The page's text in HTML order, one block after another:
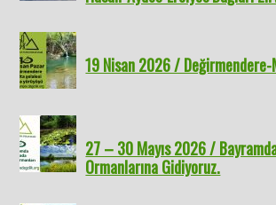
19 Nisan 2026 /
27 – 30 Mayıs 2026 /
Ormanlarına Gidiyoruz.